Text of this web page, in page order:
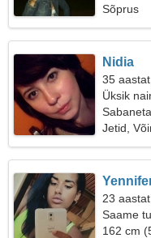
Sõprus
Nidia
35
Üksik
Jetid,
23
Saame
162 cm